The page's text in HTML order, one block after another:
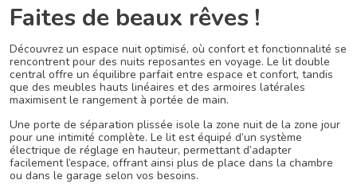
Faites de beaux rêves !
Découvrez un espace nuit optimisé, où confort et fonctionnalité se
rencontrent pour des nuits reposantes en voyage. Le lit double
central offre un équilibre parfait entre espace et confort, tandis
que des meubles hauts linéaires et des armoires latérales
maximisent le rangement à portée de main.
Une porte de séparation plissée isole la zone nuit de la zone jour
pour une intimité complète. Le lit est équipé d’un système
électrique de réglage en hauteur, permettant d’adapter
facilement l’espace, offrant ainsi plus de place dans la chambre
ou dans le garage selon vos besoins.